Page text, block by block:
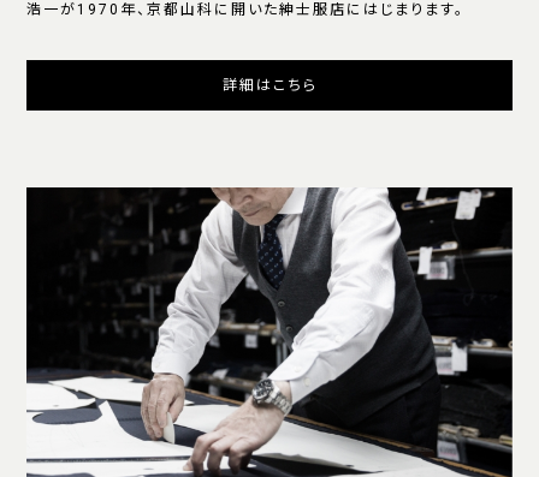
浩一が1970年、京都山科に開いた紳士服店にはじまります。
詳細はこちら